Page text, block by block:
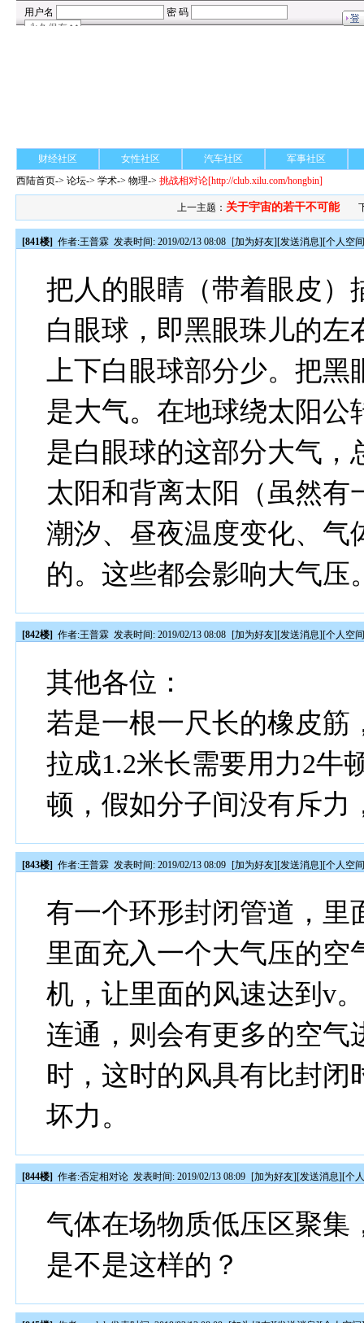
财经社区 女性社区 汽车社区
军事社区
西陆首页->论坛->学术-> 物理->挑战相对论[http://club.xilu.com/hongbin]
上一主题： 关于宇宙的若干不可能
[841楼] 作者:王普霖 发表时间: 2019/02/13 08:08 [加为好友][发送消息][个人空
把人的眼睛（带着眼皮）
白眼球，即黑眼珠儿的左
上下白眼球部分少。把
是大气。在地球绕太阳公
是白眼球的这部分大气，
太阳和背离太阳（虽然有
潮汐、昼夜温度变化、气
的。这些都会影响大气压
[842楼] 作者:王普霖 发表时间: 2019/02/13 08:08 [加为好友][发送消息][个人空
其他各位：
若是一根一尺长的橡皮筋
拉成1.2米长需要用力2牛
顿，假如分子间没有斥力
[843楼] 作者:王普霖 发表时间: 2019/02/13 08:09 [加为好友][发送消息][个人空
有一个环形封闭管道，里
里面充入一个大气压的
机，让里面的风速达到v
连通，则会有更多的空气
时，这时的风具有比封闭
坏力。
[844楼] 作者:否定相对论 发表时间: 2019/02/13 08:09 [加为好友][发送消息][个
气体在场物质低压区聚集
是不是这样的？